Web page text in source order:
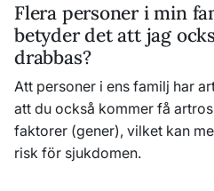
Flera personer i min
betyder det att jag
drabbas?
Att personer i ens familj har
att du också kommer få
faktorer (gener), vilket kan
risk för sjukdomen.